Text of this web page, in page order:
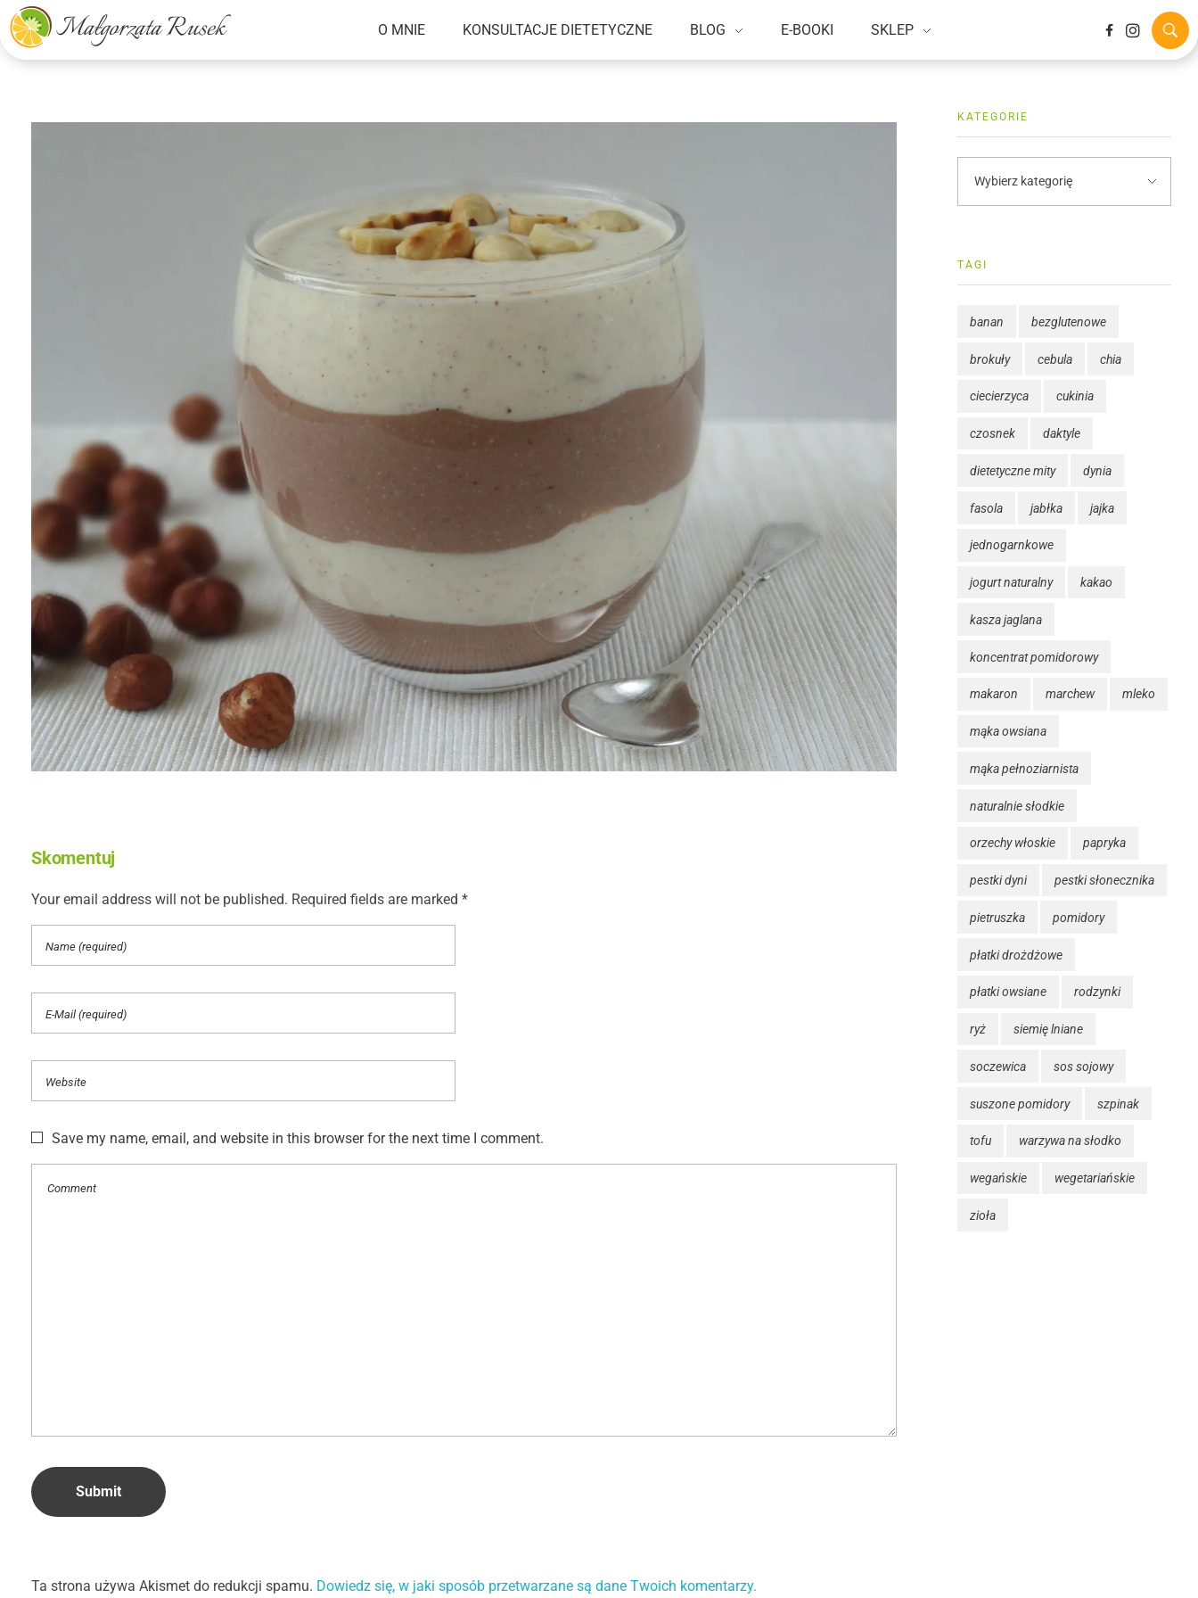
Małgorzata Rusek - dietetyk z pasją
Dietetyka kliniczna & Psychodietetyka
O MNIE KONSULTACJE DIETETYCZNE BLOG E-BOOKI SKLEP
Skomentuj
Your email address will not be published. Required fields are marked *
Save my name, email, and website in this browser for the next time I comment.
Ta strona używa Akismet do redukcji spamu. Dowiedz się, w jaki sposób przetwarzane są dane Twoich komentarzy.
KATEGORIE
TAGI
banan bezglutenowe
brokuły cebula chia
ciecierzyca cukinia
czosnek daktyle
dietetyczne mity dynia
fasola jabłka jajka
jednogarnkowe
jogurt naturalny kakao
kasza jaglana
koncentrat pomidorowy
makaron marchew mleko
mąka owsiana
mąka pełnoziarnista
naturalnie słodkie
orzechy włoskie papryka
pestki dyni pestki słonecznika
pietruszka pomidory
płatki drożdżowe
płatki owsiane rodzynki
ryż siemię lniane
soczewica sos sojowy
suszone pomidory szpinak
tofu warzywa na słodko
wegańskie wegetariańskie
zioła